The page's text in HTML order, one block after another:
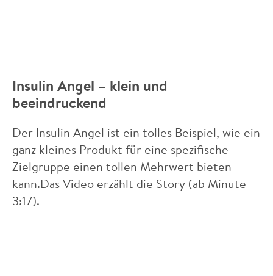
Insulin Angel – klein und
beeindruckend
Der Insulin Angel ist ein tolles Beispiel, wie ein
ganz kleines Produkt für eine spezifische
Zielgruppe einen tollen Mehrwert bieten
kann.Das Video erzählt die Story (ab Minute
3:17).